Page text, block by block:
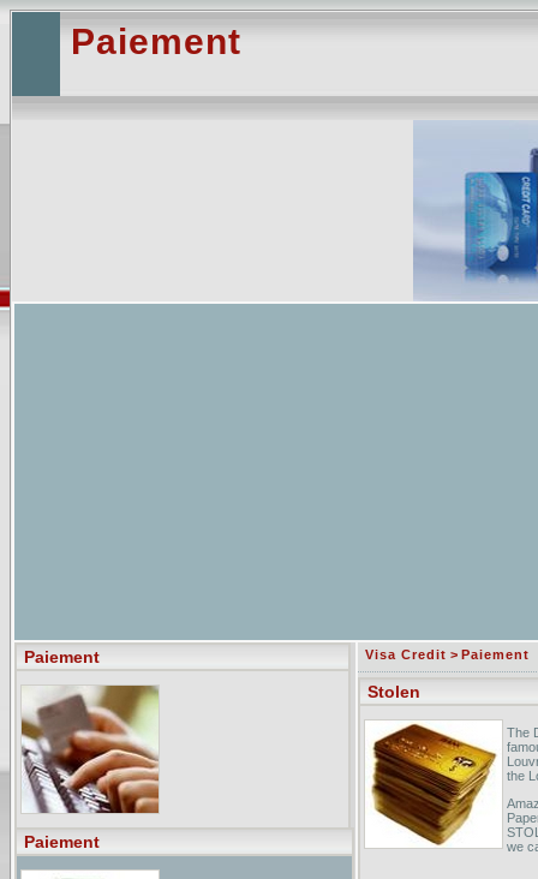
Paiement
Paiement
Paiement
Visa Credit > Paiement
Stolen
The
the
we